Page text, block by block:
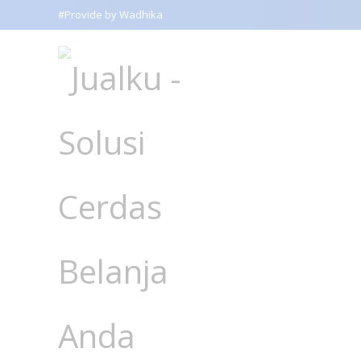
#Provide by Wadhika